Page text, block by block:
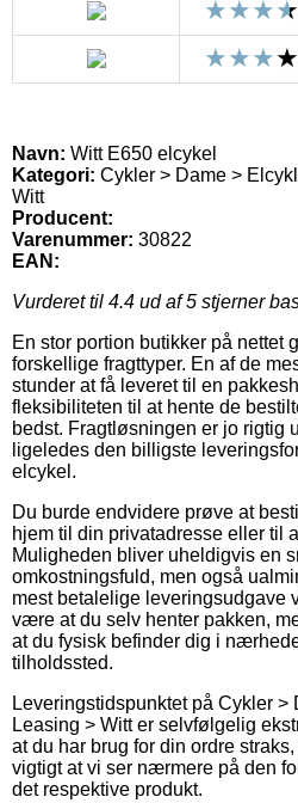
Navn: Witt E650 elcykel
Kategori: Cykler > Dame >
Witt
Producent:
Varenummer: 30822
EAN:
Vurderet til 4.4 ud af 5 stjerner
En stor portion butikker på nettet
forskellige fragttyper. En af de
stunder at få leveret til en
fleksibiliteten til at hente de
bedst. Fragtløsningen er jo rigtig
ligeledes den billigste
elcykel.
Du burde endvidere prøve at
hjem til din privatadresse eller til
Muligheden bliver uheldigvis en
omkostningsfuld, men også
mest betalelige leveringsudgave
være at du selv henter pakken,
at du fysisk befinder dig i
tilholdssted.
Leveringstidspunktet på Cykler >
Leasing > Witt er selvfølgelig
at du har brug for din ordre
vigtigt at vi ser nærmere på den
det respektive produkt.